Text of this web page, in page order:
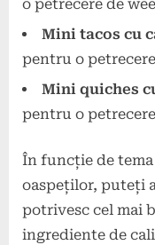
o petrecere de
Mini tacos cu
pentru o
Mini quiches
pentru o
În funcție de
oaspeților, puteți
potrivesc cel mai
ingrediente de